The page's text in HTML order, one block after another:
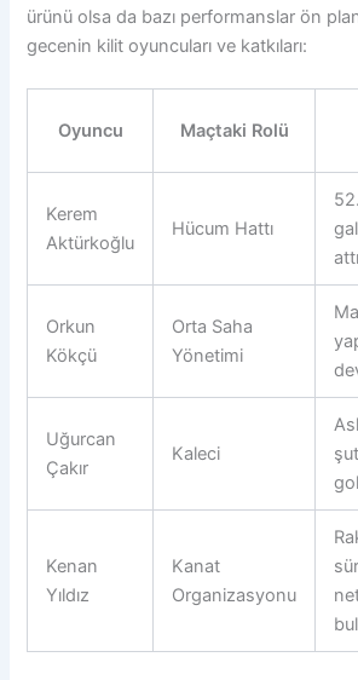
ürünü olsa da bazı performanslar ön
gecenin kilit oyuncuları ve katkıları:
Oyuncu Maçtaki Rolü
Kerem
Aktürkoğlu
Hücum Hattı
Orkun
Kökçü
Orta Saha
Yönetimi
Uğurcan
Çakır
Kaleci
Kenan
Yıldız
Kanat
Organizasyonu